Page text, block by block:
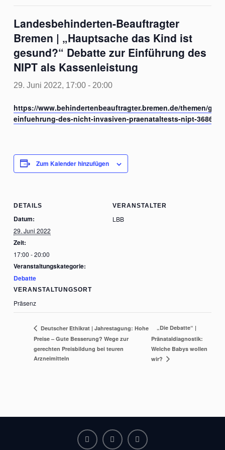
Landesbehinderten-Beauftragter
Bremen | „Hauptsache das Kind ist
gesund?“ Debatte zur Einführung des
NIPT als Kassenleistung
29. Juni 2022, 17:00- 20:00
https://www.behindertenbeauftragter.bremen.de/themen/
einfuehrung-des-nicht-invasiven-praenataltests-nipt-36864
Zum Kalender hinzufügen
DETAILS
Datum:
29. Juni 2022
Zeit:
17:00 - 20:00
Veranstaltungskategorie:
Debatte
VERANSTALTUNGSORT
Präsenz
VERANSTALTER
LBB
Deutscher Ethikrat | Jahrestagung: Hohe
Preise – Gute Besserung? Wege zur
gerechten Preisbildung bei teuren
Arzneimitteln
„Die Debatte“ |
Pränataldiagnostik:
Welche Babys wollen
wir?